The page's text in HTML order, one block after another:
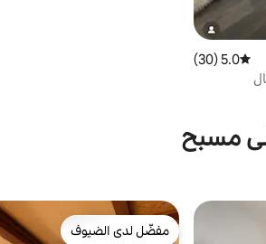
متوسط التقييم 5.0 من 5، 30 مراجعات
5.0 (30)
مسبح
مفضّل لدى الضيوف